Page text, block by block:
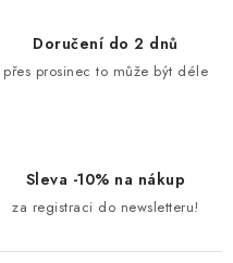
Doručení do 2 dnů
přes prosinec to může být déle
Sleva -10% na nákup
za registraci do newsletteru!